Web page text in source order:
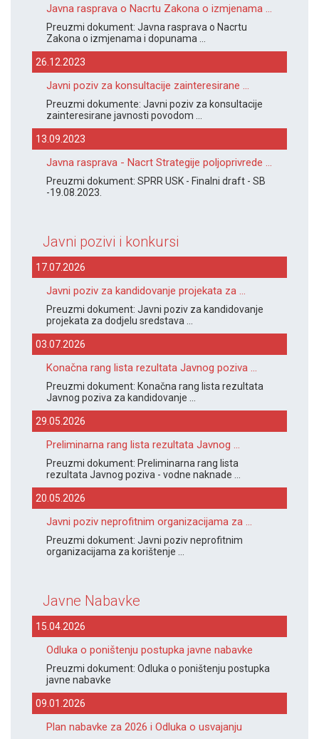
Javna rasprava o Nacrtu Zakona o izmjenama ...
Preuzmi dokument: Javna rasprava o Nacrtu
Zakona o izmjenama i dopunama ...
26.12.2023
Javni poziv za konsultacije zainteresirane ...
Preuzmi dokumente: Javni poziv za konsultacije
zainteresirane javnosti povodom ...
13.09.2023
Javna rasprava - Nacrt Strategije poljoprivrede ...
Preuzmi dokument: SPRR USK - Finalni draft - SB
-19.08.2023.
Javni pozivi i konkursi
17.07.2026
Javni poziv za kandidovanje projekata za ...
Preuzmi dokument: Javni poziv za kandidovanje
projekata za dodjelu sredstava ...
03.07.2026
Konačna rang lista rezultata Javnog poziva ...
Preuzmi dokument: Konačna rang lista rezultata
Javnog poziva za kandidovanje ...
29.05.2026
Preliminarna rang lista rezultata Javnog ...
Preuzmi dokument: Preliminarna rang lista
rezultata Javnog poziva - vodne naknade ...
20.05.2026
Javni poziv neprofitnim organizacijama za ...
Preuzmi dokument: Javni poziv neprofitnim
organizacijama za korištenje ...
Javne Nabavke
15.04.2026
Odluka o poništenju postupka javne nabavke
Preuzmi dokument: Odluka o poništenju postupka
javne nabavke
09.01.2026
Plan nabavke za 2026 i Odluka o usvajanju